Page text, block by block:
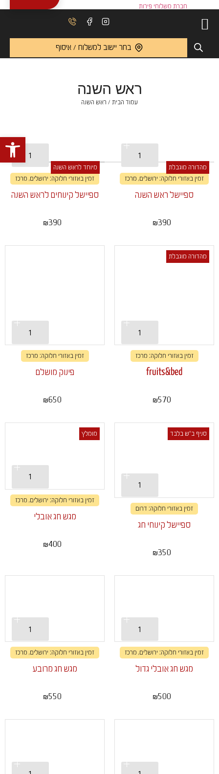
בחר יישוב למשלוח / איסוף
ראש השנה
עמוד הבית / ראש השנה
מהדורה מוגבלת
זמין באזורי חלוקה: ירושלים, מרכז
ספיישל ראש השנה
₪390
מיוחד לראש השנה
זמין באזורי חלוקה: ירושלים, מרכז
ספיישל קינוחים לראש השנה
₪390
מהדורה מוגבלת
זמין באזורי חלוקה: מרכז
fruits&bed
₪570
זמין באזורי חלוקה: מרכז
פינוק מושלם
₪650
סניף ב"ש בלבד
זמין באזורי חלוקה: דרום
ספיישל קינוחי חג
₪350
מומלץ
זמין באזורי חלוקה: ירושלים, מרכז
מגש חג אובלי
₪400
זמין באזורי חלוקה: ירושלים, מרכז
מגש חג אובלי גדול
₪500
זמין באזורי חלוקה: ירושלים, מרכז
מגש חג מרובע
₪550